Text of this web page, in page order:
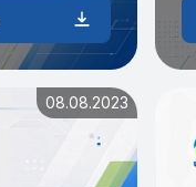
08.08.2023